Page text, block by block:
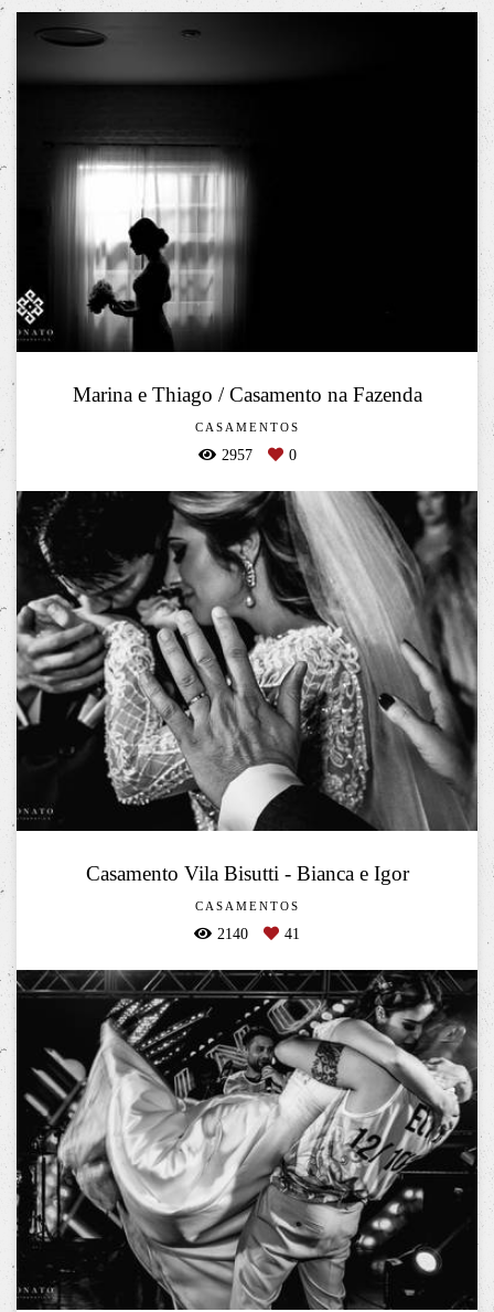
Marina e Thiago / Casamento na Fazenda
CASAMENTOS
2957 0
Casamento Vila Bisutti - Bianca e Igor
CASAMENTOS
2140 41